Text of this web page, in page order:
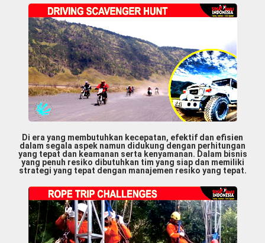
Di era yang membutuhkan kecepatan, efektif dan efisien
dalam segala aspek namun didukung dengan perhitungan
yang tepat dan keamanan serta kenyamanan. Dalam bisnis
yang penuh resiko dibutuhkan tim yang siap dan memiliki
strategi yang tepat dengan manajemen resiko yang tepat.